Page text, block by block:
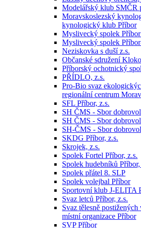
Modelářský klub SMČR
Moravskoslezský
kynologický klub Příbor
Myslivecký spolek Příbor
Myslivecký spolek
Neziskovka s duší z.s.
Občanské sdružení
Příborský ochotnický
PŘÍDLO, z.s.
Pro-Bio svaz
regionální centrum
SFL Příbor, z.s.
SH ČMS - Sbor
SH ČMS - Sbor
SH-ČMS - Sbor
SKDG Příbor, z.s.
Skrojek, z.s.
Spolek Fortel Příbor, z.s.
Spolek hudebníků Příbor,
Spolek přátel 8. SLP
Spolek volejbal Příbor
Sportovní klub J-ELITA
Svaz letců Příbor, z.s.
Svaz tělesně
místní organizace Příbor
SVP Příbor